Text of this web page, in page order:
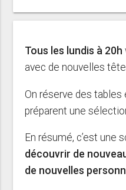
Tous les lundis à 20h
avec de nouvelles
On réserve des
préparent une
En résumé, c’est une
découvrir de
de nouvelles